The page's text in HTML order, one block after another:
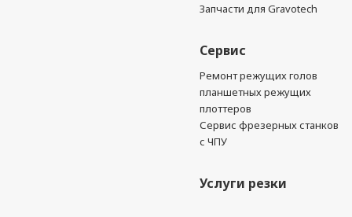
Запчасти для Gravotech
Сервис
Ремонт режущих голов
планшетных режущих
плоттеров
Сервис фрезерных станков
с ЧПУ
Услуги резки